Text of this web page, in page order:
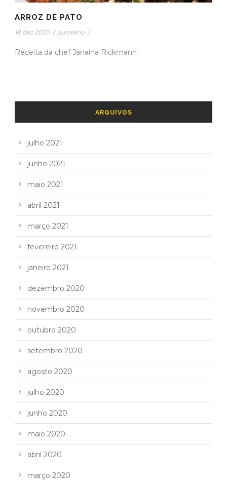
ARROZ DE PATO
18 dez 2020 / juscelino /
Receita da chef Janaina Rickmann
ARQUIVOS
julho 2021
junho 2021
maio 2021
abril 2021
março 2021
fevereiro 2021
janeiro 2021
dezembro 2020
novembro 2020
outubro 2020
setembro 2020
agosto 2020
julho 2020
junho 2020
maio 2020
abril 2020
março 2020